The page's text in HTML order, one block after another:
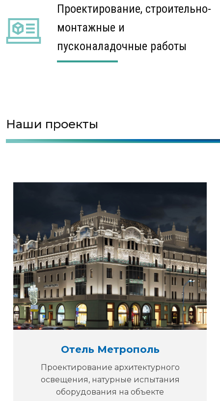
Проектирование, строительно-
монтажные и
пусконаладочные работы
Наши проекты
Отель Метрополь
Проектирование архитектурного
освещения, натурные испытания
оборудования на объекте